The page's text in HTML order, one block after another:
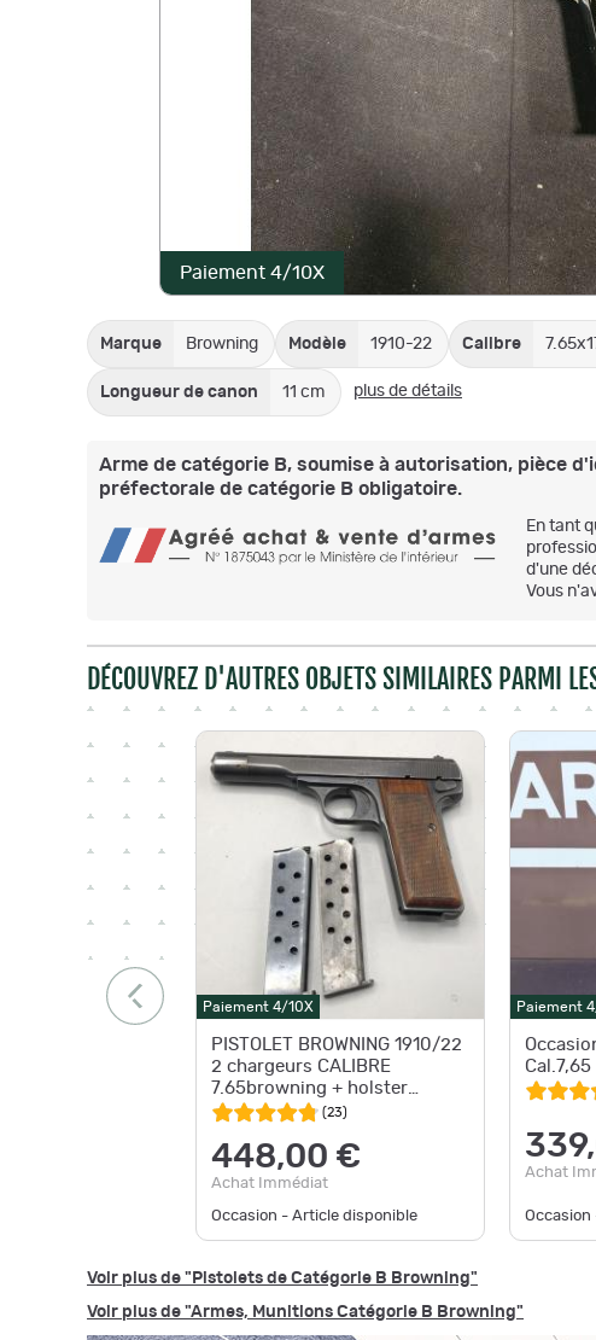
Paiement 4/10X
Marque Browning Modèle 1910-22 Calibre
Longueur de canon 11 cm plus de détails
Arme de catégorie B, soumise à autorisation, pièce
préfectorale de catégorie B obligatoire.
En tant
d'une
Vous
DÉCOUVREZ D'AUTRES OBJETS SIMILAIRES PARMI
Paiement 4/10X
PISTOLET BROWNING 1910/22
2 chargeurs CALIBRE
7.65browning + holster
d'occasion
(23)
448,00 €
Achat Immédiat
Occasion - Article disponible
Paiement
Achat
Voir plus de "Pistolets de Catégorie B Browning"
Voir plus de "Armes, Munitions Catégorie B Browning"